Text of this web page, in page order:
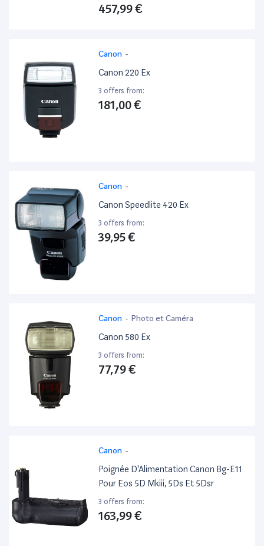
457,99 €
Canon -
Canon 220 Ex
3 offers from:
181,00 €
Canon -
Canon Speedlite 420 Ex
3 offers from:
39,95 €
Canon - Photo et Caméra
Canon 580 Ex
3 offers from:
77,79 €
Canon -
Poignée D'Alimentation Canon Bg-E11
Pour Eos 5D Mkiii, 5Ds Et 5Dsr
3 offers from:
163,99 €